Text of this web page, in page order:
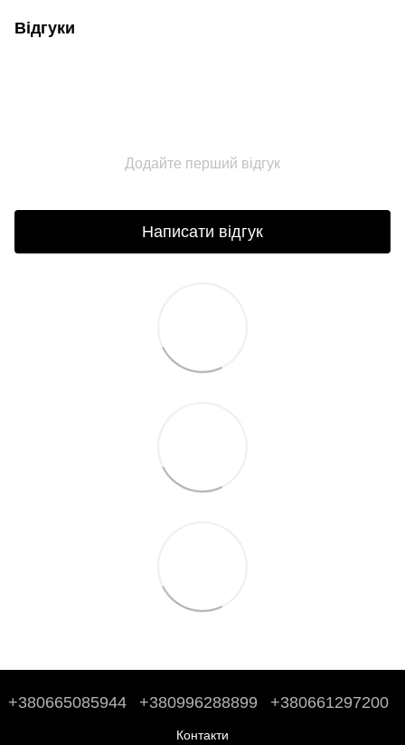
Відгуки
Додайте перший відгук
Написати відгук
+380665085944 +380996288899 +380661297200
Контакти